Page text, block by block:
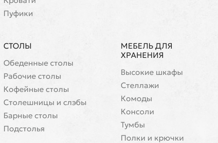
Пуфики
СТОЛЫ
Обеденные столы
Рабочие столы
Кофейные столы
Cтолешницы и слэбы
Барные столы
Подстолья
МЕБЕЛЬ ДЛЯ
ХРАНЕНИЯ
Высокие шкафы
Стеллажи
Комоды
Консоли
Тумбы
Полки и крючки